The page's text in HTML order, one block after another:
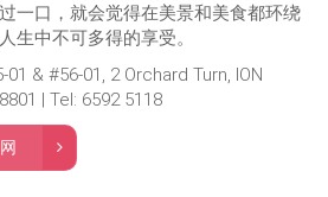
一口，就会觉得在美景和美食都环绕
生中不可多得的享受。
01 & #56-01, 2 Orchard Turn, ION
| Tel: 6592 5118